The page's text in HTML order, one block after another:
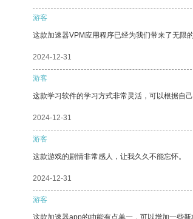
游客
这款加速器VPM应用程序已经为我们带来了无限
2024-12-31
游客
这款学习软件的学习方式非常灵活，可以根据自
2024-12-31
游客
这款游戏的剧情非常感人，让我久久不能忘怀。
2024-12-31
游客
这款加速器app的功能有点单一，可以增加一些